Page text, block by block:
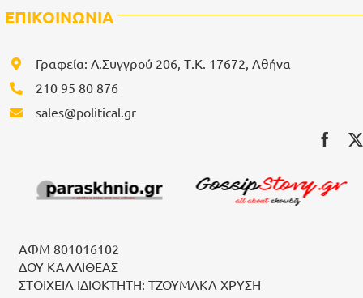
ΕΠΙΚΟΙΝΩΝΙΑ
Γραφεία: Λ.Συγγρού 206, Τ.Κ. 17672, Αθήνα
210 95 80 876
sales@political.gr
ΑΦΜ 801016102
ΔΟΥ ΚΑΛΛΙΘΕΑΣ
ΣΤΟΙΧΕΙΑ ΙΔΙΟΚΤΗΤΗ: ΤΖΟΥΜΑΚΑ ΧΡΥΣΗ